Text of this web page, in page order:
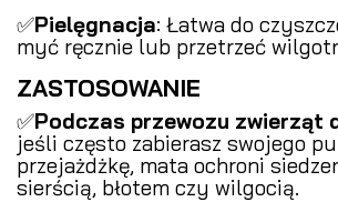
✅Pielęgnacja: Łatwa do
myć ręcznie lub przetrzeć
ZASTOSOWANIE
✅Podczas przewozu zwierząt
jeśli często zabierasz swojego
przejażdżkę, mata ochroni
sierścią, błotem czy wilgocią.